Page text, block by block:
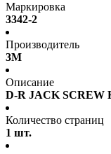
Маркировка
3342-2
Производитель
3M
Описание
D-R JACK SCREW
Количество страниц
1 шт.